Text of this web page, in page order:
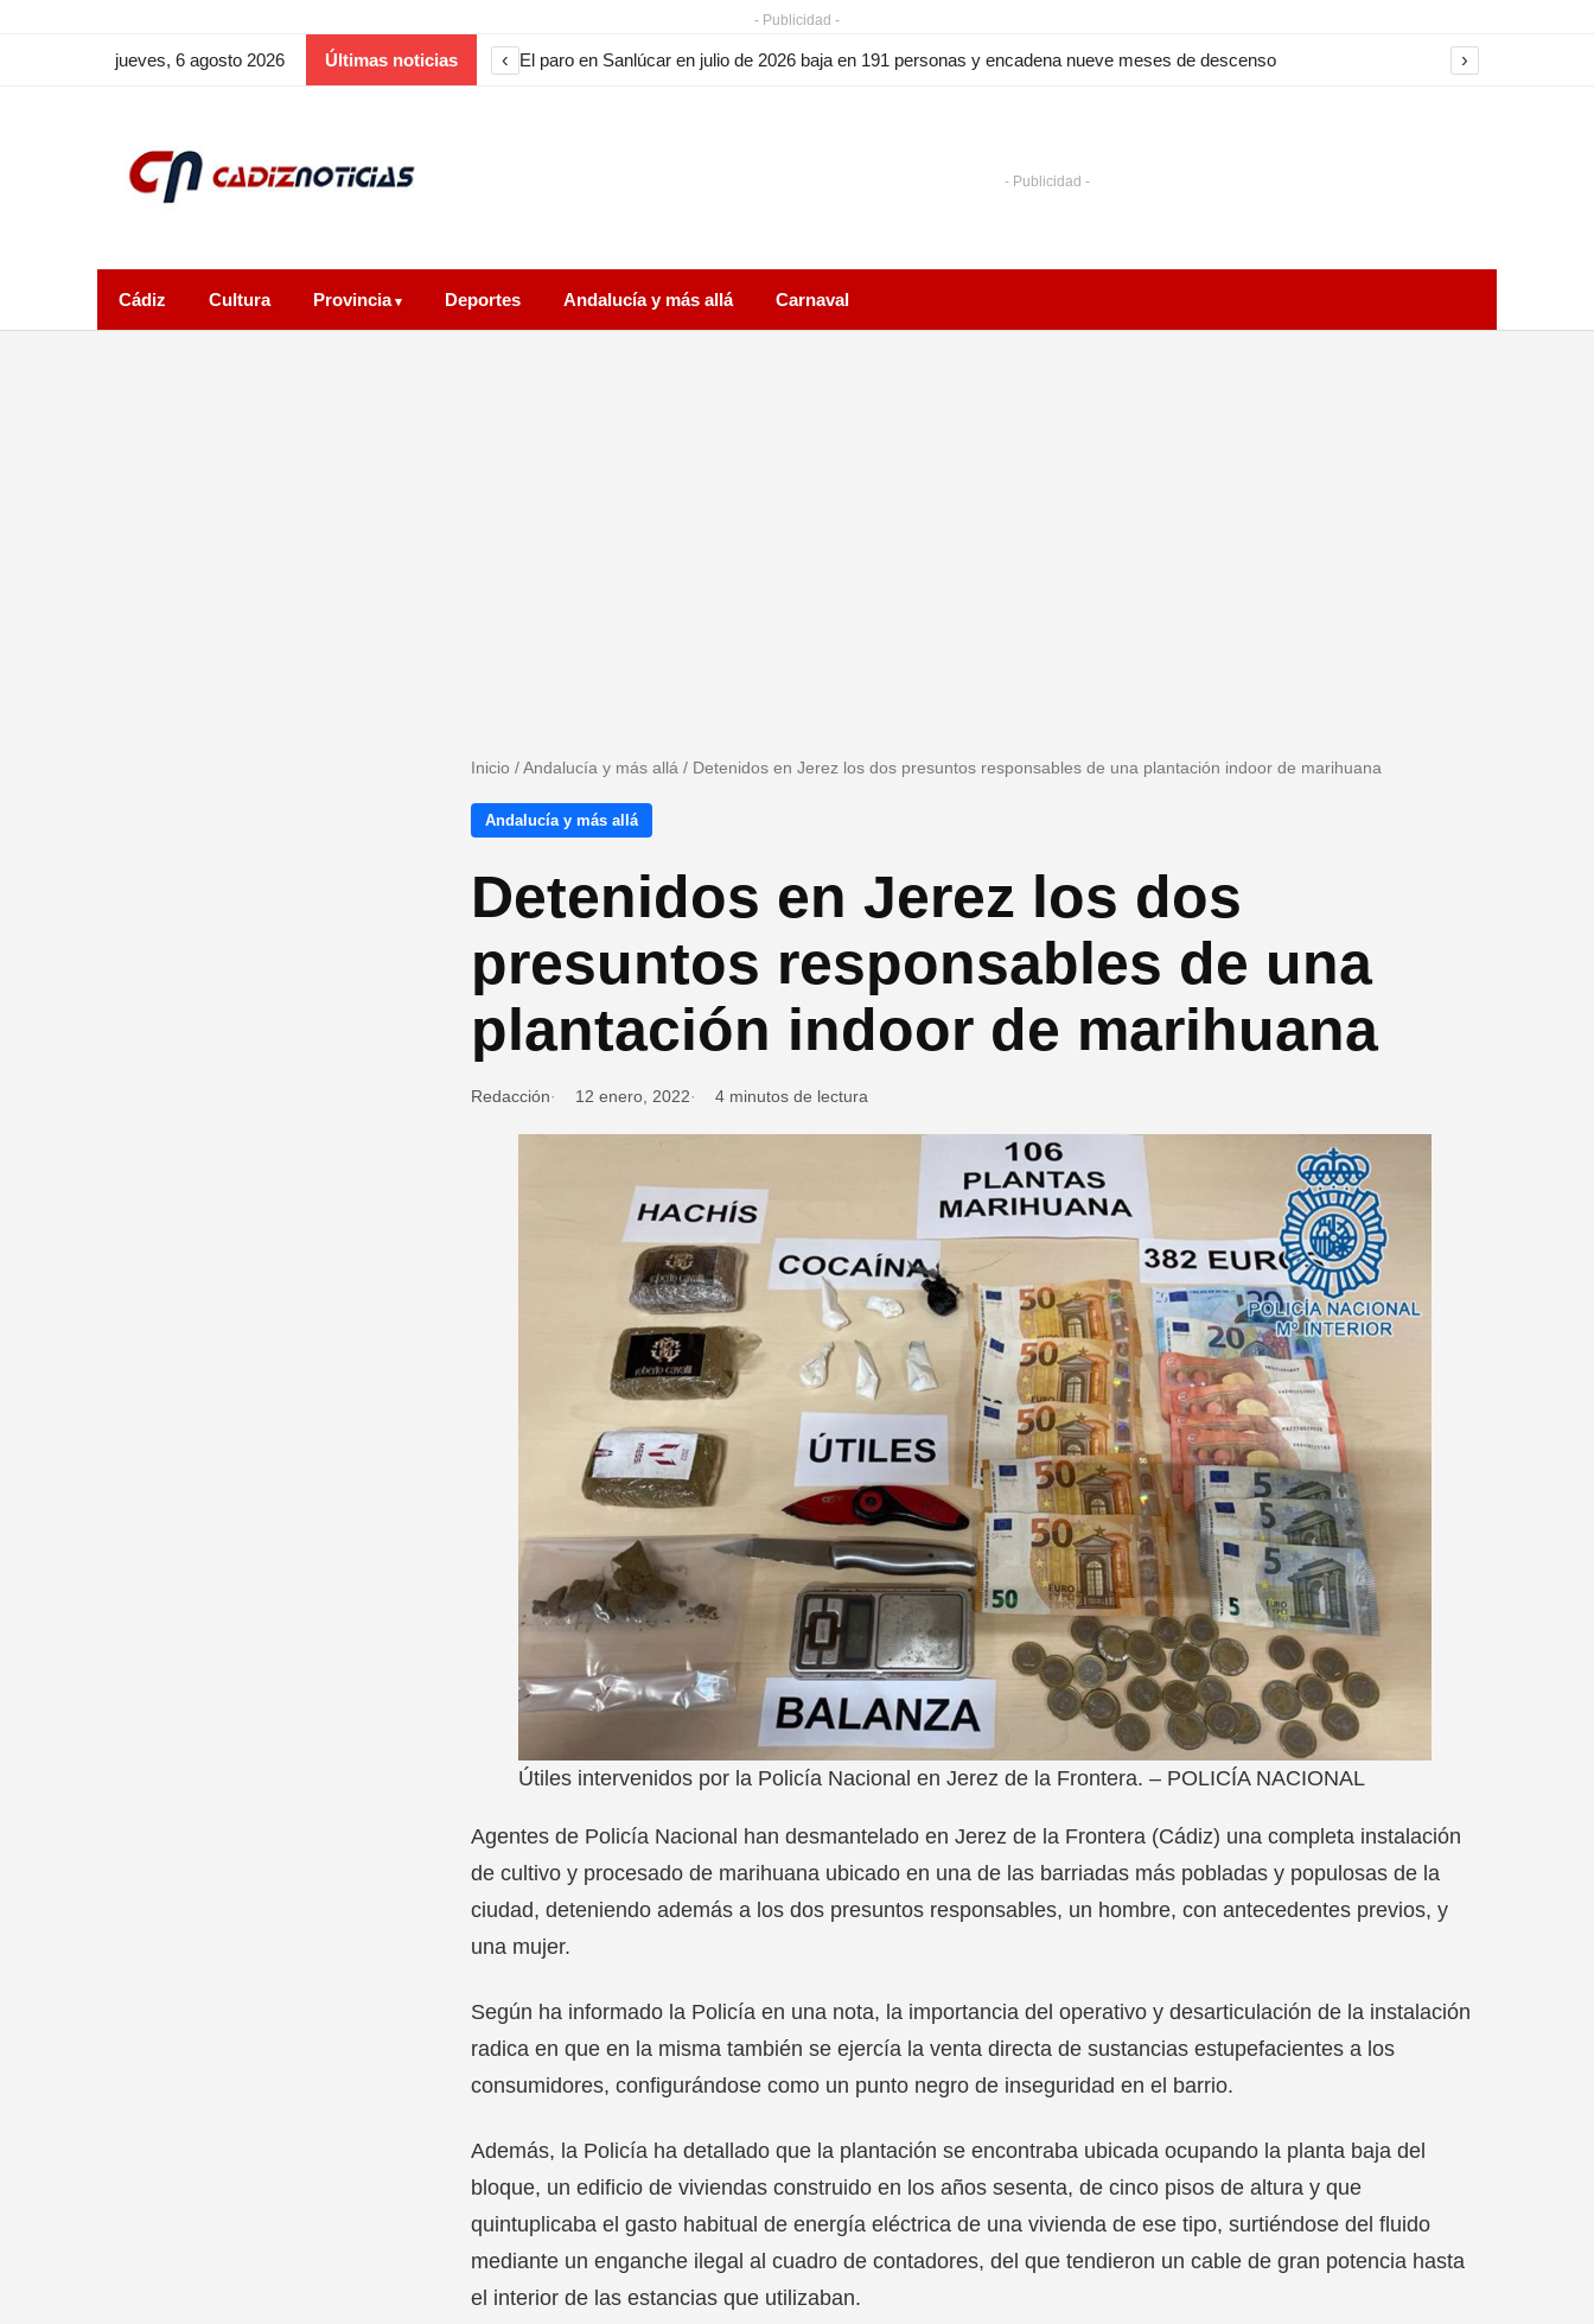
- Publicidad -
jueves, 6 agosto 2026 Últimas noticias ‹ El paro en Sanlúcar en julio de 2026 baja en 191 personas y encadena nueve meses de descenso ›
- Publicidad -
Cádiz Cultura Provincia Deportes Andalucía y más allá Carnaval
Inicio /Andalucía y más allá / Detenidos en Jerez los dos presuntos responsables de una plantación indoor de marihuana
Andalucía y más allá
Detenidos en Jerez los dos
presuntos responsables de una
plantación indoor de marihuana
Redacción 12 enero, 2022 4 minutos de lectura
Útiles intervenidos por la Policía Nacional en Jerez de la Frontera. – POLICÍA NACIONAL
Agentes de Policía Nacional han desmantelado en Jerez de la Frontera (Cádiz) una completa instalación
de cultivo y procesado de marihuana ubicado en una de las barriadas más pobladas y populosas de la
ciudad, deteniendo además a los dos presuntos responsables, un hombre, con antecedentes previos, y
una mujer.
Según ha informado la Policía en una nota, la importancia del operativo y desarticulación de la instalación
radica en que en la misma también se ejercía la venta directa de sustancias estupefacientes a los
consumidores, configurándose como un punto negro de inseguridad en el barrio.
Además, la Policía ha detallado que la plantación se encontraba ubicada ocupando la planta baja del
bloque, un edificio de viviendas construido en los años sesenta, de cinco pisos de altura y que
quintuplicaba el gasto habitual de energía eléctrica de una vivienda de ese tipo, surtiéndose del fluido
mediante un enganche ilegal al cuadro de contadores, del que tendieron un cable de gran potencia hasta
el interior de las estancias que utilizaban.